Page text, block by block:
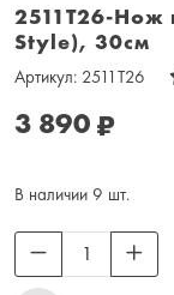
2511T26-Нож
Style), 30см
Артикул: 2511T26
3 890₽
В наличии 9 шт.